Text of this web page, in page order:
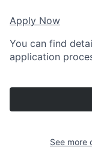
Apply Now
You can find
application
See more